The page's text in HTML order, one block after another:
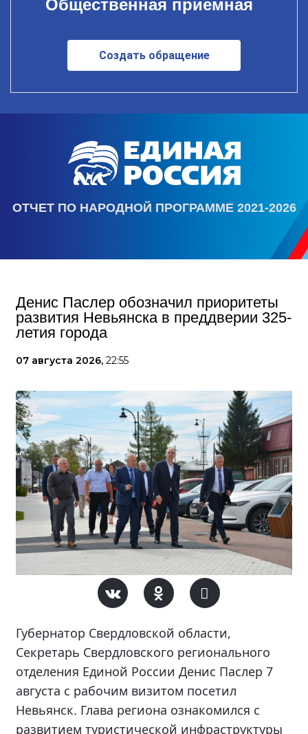
Общественная приемная
Создать обращение
ОТЧЕТ ПО НАРОДНОЙ ПРОГРАММЕ 2021-2026
Денис Паслер обозначил приоритеты
развития Невьянска в преддверии 325-
летия города
07 августа 2026, 22:55
Губернатор Свердловской области,
Секретарь Свердловского регионального
отделения Единой России Денис Паслер 7
августа с рабочим визитом посетил
Невьянск. Глава региона ознакомился с
развитием туристической инфраструктуры